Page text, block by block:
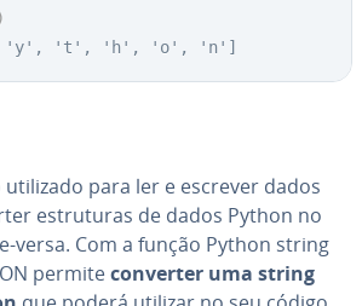
'y', 't', 'h', 'o', 'n']
utilizado para ler e escrever dados
es­tru­tu­ras de dados Python no
versa. Com a função Python string
permiteconverter uma string